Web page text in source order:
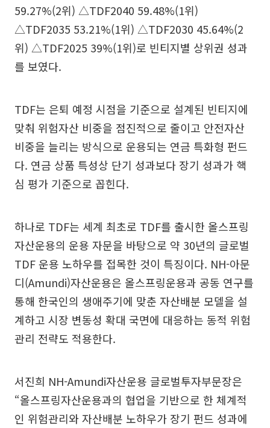
59.27%(2위) △TDF2040 59.48%(1위)
△TDF2035 53.21%(1위) △TDF2030 45.64%(2
위) △TDF2025 39%(1위)로 빈티지별 상위권 성과
를 보였다.
TDF는 은퇴 예정 시점을 기준으로 설계된 빈티지에
맞춰 위험자산 비중을 점진적으로 줄이고 안전자산
비중을 늘리는 방식으로 운용되는 연금 특화형 펀드
다. 연금 상품 특성상 단기 성과보다 장기 성과가 핵
심 평가 기준으로 꼽힌다.
하나로 TDF는 세계 최초로 TDF를 출시한 올스프링
자산운용의 운용 자문을 바탕으로 약 30년의 글로벌
TDF 운용 노하우를 접목한 것이 특징이다. NH-아문
디(Amundi)자산운용은 올스프링운용과 공동 연구를
통해 한국인의 생애주기에 맞춘 자산배분 모델을 설
계하고 시장 변동성 확대 국면에 대응하는 동적 위험
관리 전략도 적용한다.
서진희 NH-Amundi자산운용 글로벌투자부문장은
“올스프링자산운용과의 협업을 기반으로 한 체계적
인 위험관리와 자산배분 노하우가 장기 펀드 성과에